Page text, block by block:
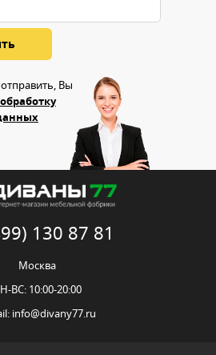
Вы
обработку
130 87 81
Москва
ВС: 10:00-20:00
info@divany77.ru